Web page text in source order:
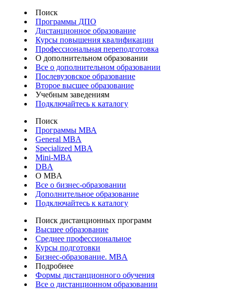
Поиск
Программы ДПО
Дистанционное образование
Курсы повышения квалификации
Профессиональная переподготовка
О дополнительном образовании
Все о дополнительном образовании
Послевузовское образование
Второе высшее образование
Учебным заведениям
Подключайтесь к каталогу
Поиск
Программы МВА
General MBA
Specialized MBA
Mini-MBA
DBA
О MBA
Все о бизнес-образовании
Дополнительное образование
Подключайтесь к каталогу
Поиск дистанционных программ
Высшее образование
Среднее профессиональное
Курсы подготовки
Бизнес-образование. MBA
Подробнее
Формы дистанционного обучения
Все о дистанционном образовании